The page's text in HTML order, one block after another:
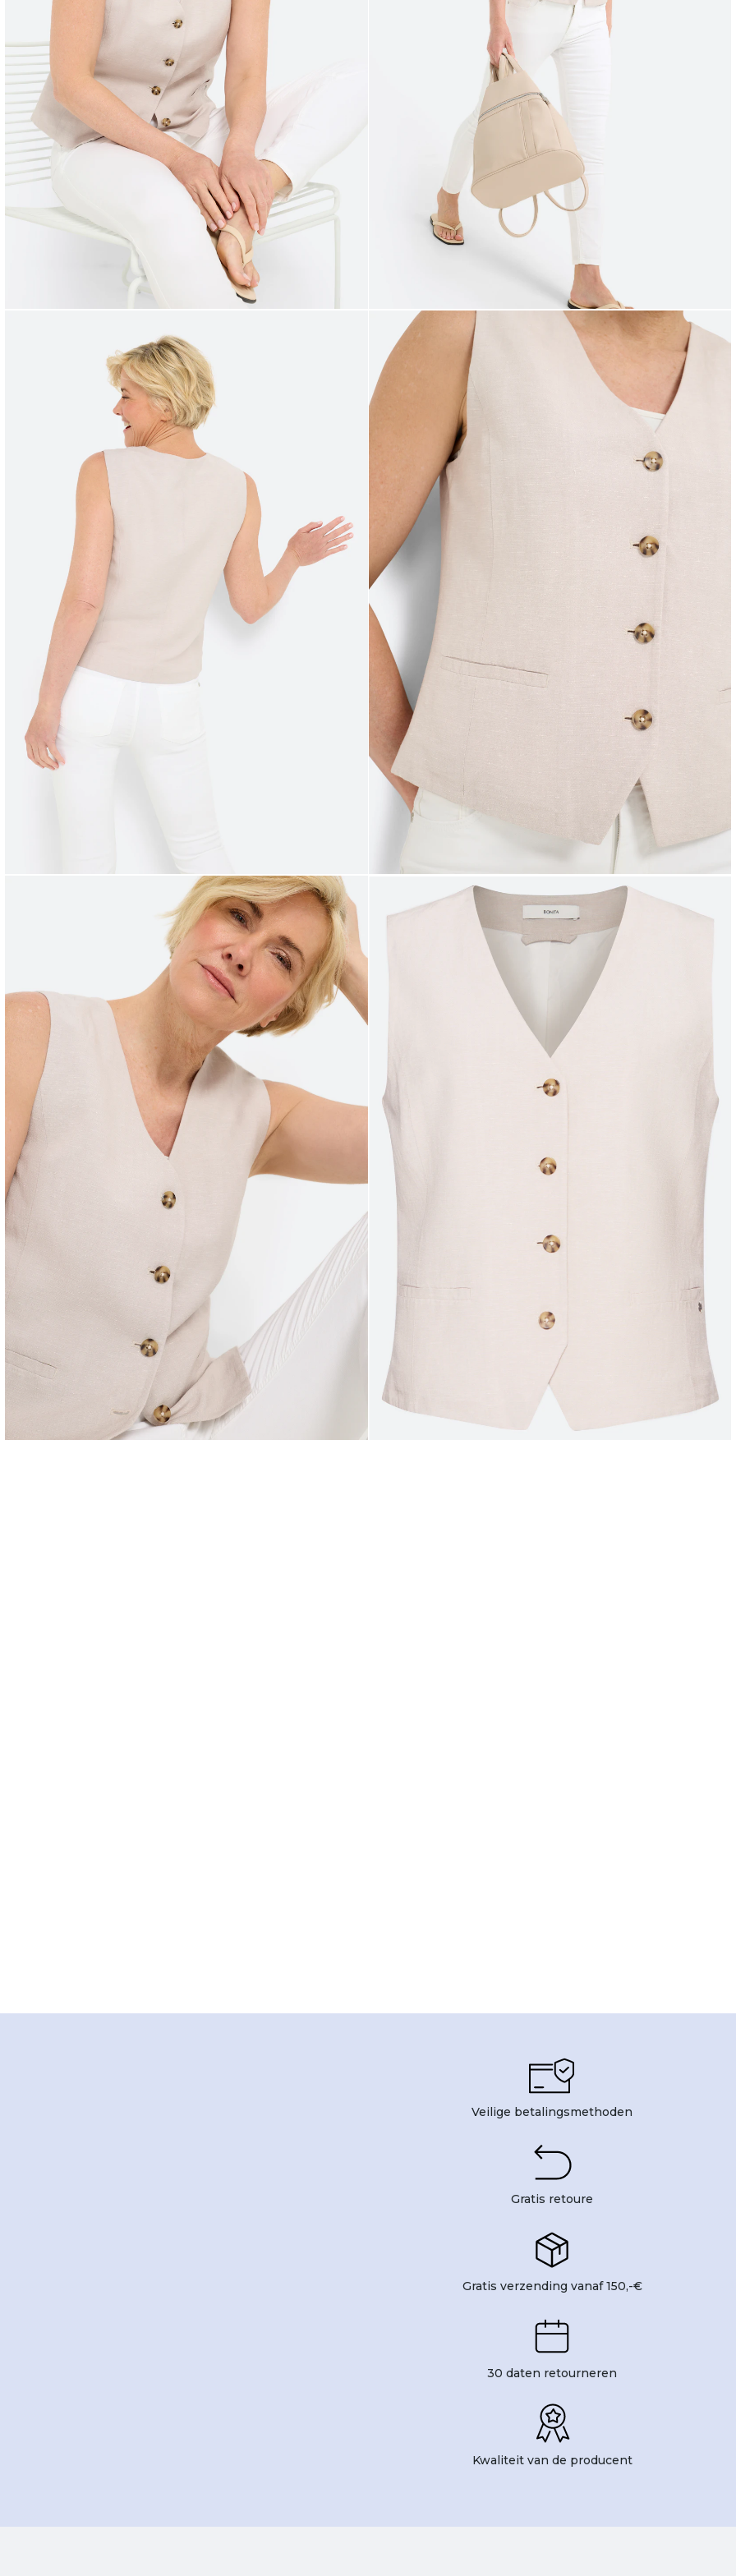
Veilige betalingsmethoden
Gratis retoure
Gratis verzending vanaf 150,-€
30 daten retourneren
Kwaliteit van de producent